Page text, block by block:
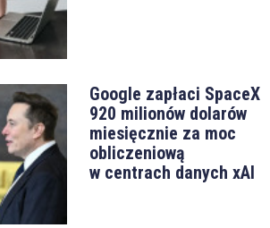
Google zapłaci SpaceX
920 milionów dolarów
miesięcznie za moc
obliczeniową
w centrach danych xAI